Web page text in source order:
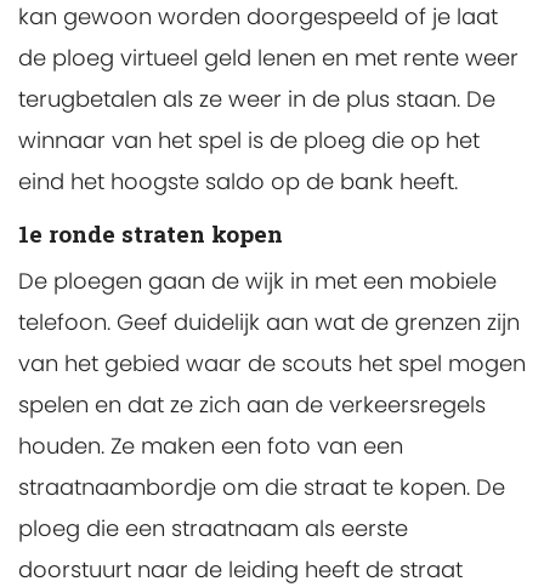
kan gewoon worden doorgespeeld of je laat
de ploeg virtueel geld lenen en met rente weer
terugbetalen als ze weer in de plus staan. De
winnaar van het spel is de ploeg die op het
eind het hoogste saldo op de bank heeft.
1e ronde straten kopen
De ploegen gaan de wijk in met een mobiele
telefoon. Geef duidelijk aan wat de grenzen zijn
van het gebied waar de scouts het spel mogen
spelen en dat ze zich aan de verkeersregels
houden. Ze maken een foto van een
straatnaambordje om die straat te kopen. De
ploeg die een straatnaam als eerste
doorstuurt naar de leiding heeft de straat